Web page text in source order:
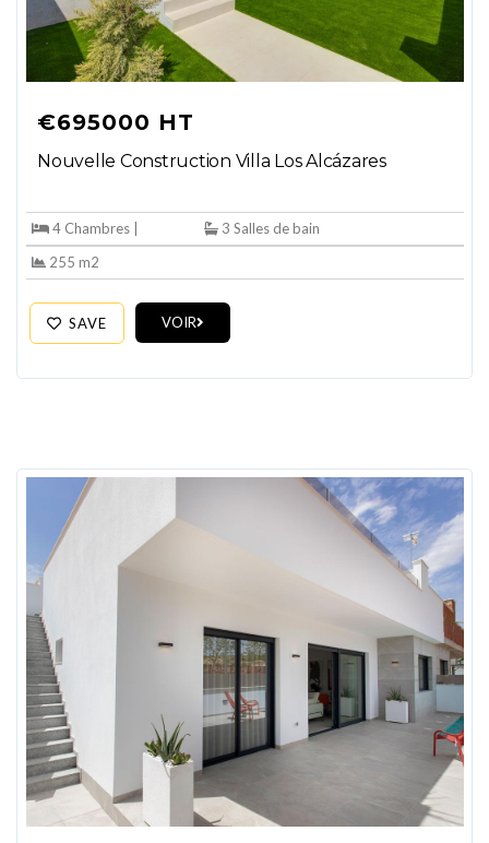
€695000 HT
Nouvelle Construction Villa Los Alcázares
4 Chambres |
3 Salles de bain
255 m2
SAVE VOIR